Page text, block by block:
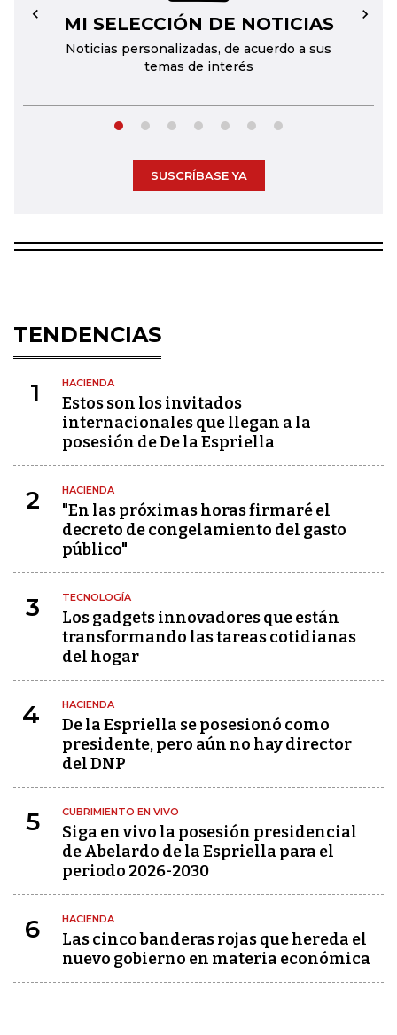
MI SELECCIÓN DE NOTICIAS
Noticias personalizadas, de acuerdo a sus
temas de interés
← →
SUSCRÍBASE YA
TENDENCIAS
1 HACIENDA
Estos son los invitados
internacionales que llegan a la
posesión de De la Espriella
2 HACIENDA
"En las próximas horas firmaré el
decreto de congelamiento del gasto
público"
3 TECNOLOGÍA
Los gadgets innovadores que están
transformando las tareas cotidianas
del hogar
4 HACIENDA
De la Espriella se posesionó como
presidente, pero aún no hay director
del DNP
5 CUBRIMIENTO EN VIVO
Siga en vivo la posesión presidencial
de Abelardo de la Espriella para el
periodo 2026-2030
6 HACIENDA
Las cinco banderas rojas que hereda el
nuevo gobierno en materia económica